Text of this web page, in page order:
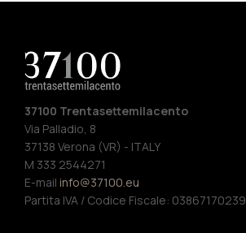
37100 Trentasettemilacento
Via Palladio, 8
37138 Verona (VR) - ITALY
M 333 2544271
E-mail info@37100.eu
Partita IVA / Codice Fiscale: 03867170239